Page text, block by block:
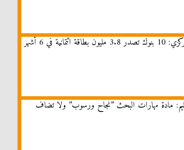
ائتمانية في 6 أشهر
مادة مهارات البحث ”نجاح ورسوب” ولا تضاف